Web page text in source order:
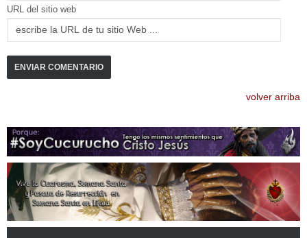
URL del sitio web
volver arriba